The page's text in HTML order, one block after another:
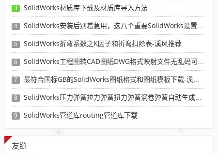
3 SolidWorks材质库下载及材质库导入方法
4 SolidWorks安装后别着急用，这八个重要SolidWorks设置可以提高你的画图效率
5 SolidWorks折弯系数之K因子和折弯扣除表-溪风推荐
6 SolidWorks工程图转CAD图纸DWG格式映射文件无乱码可分层-溪风亲测推荐
7 最符合国标GB的SolidWorks图纸格式和图纸模板下载-溪风专用版
8 SolidWorks压力弹簧拉力弹簧扭力弹簧涡卷弹簧自动生成宏程序下载
9 SolidWorks管道库routing管道库下载
友链